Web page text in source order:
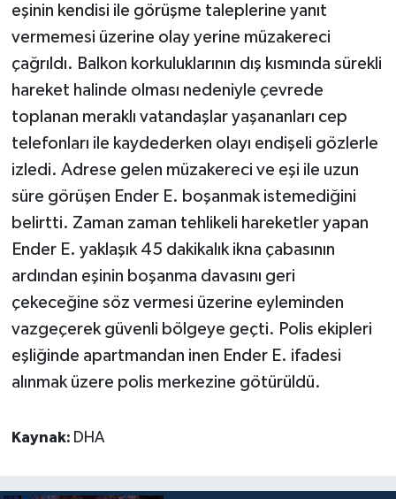
eşinin kendisi ile görüşme taleplerine yanıt
vermemesi üzerine olay yerine müzakereci
çağrıldı. Balkon korkuluklarının dış kısmında sürekli
hareket halinde olması nedeniyle çevrede
toplanan meraklı vatandaşlar yaşananları cep
telefonları ile kaydederken olayı endişeli gözlerle
izledi. Adrese gelen müzakereci ve eşi ile uzun
süre görüşen Ender E. boşanmak istemediğini
belirtti. Zaman zaman tehlikeli hareketler yapan
Ender E. yaklaşık 45 dakikalık ikna çabasının
ardından eşinin boşanma davasını geri
çekeceğine söz vermesi üzerine eyleminden
vazgeçerek güvenli bölgeye geçti. Polis ekipleri
eşliğinde apartmandan inen Ender E. ifadesi
alınmak üzere polis merkezine götürüldü.
Kaynak: DHA